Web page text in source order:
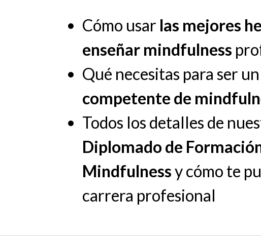
Cómo usar las mejores
enseñar mindfulness
Qué necesitas para ser un
competente de
Todos los detalles de
Diplomado de
Mindfulnessy cómo te
carrera profesional